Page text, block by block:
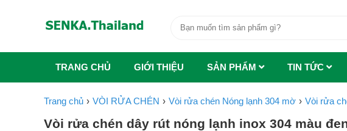
TRANG CHỦ GIỚI THIỆU SẢN PHẨM TIN TỨC
Trang chủ VÒI RỬA CHÉN Vòi rửa chén Nóng lạnh 304 mờ Vòi rửa
Vòi rửa chén dây rút nóng lạnh inox 304 màu